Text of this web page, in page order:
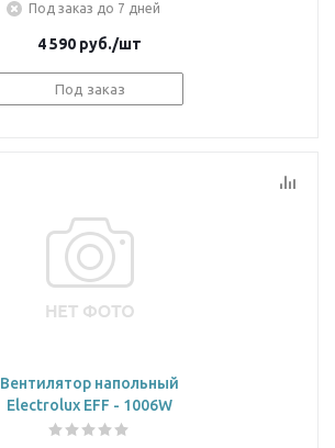
Под заказ до 7 дней
4 590 руб./шт
Под заказ
Вентилятор напольный
Electrolux EFF - 1006W